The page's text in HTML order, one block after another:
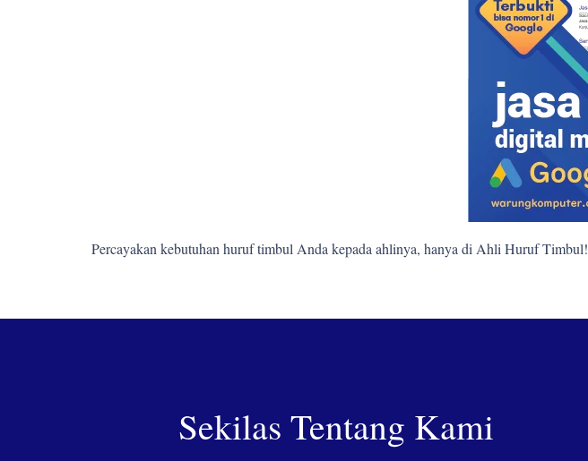
Percayakan kebutuhan huruf timbul Anda kepada ahlinya, hanya di Ahli Huruf Timbul!
Sekilas Tentang Kami